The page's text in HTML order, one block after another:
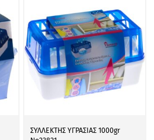
ΣΥΛΛΕΚΤΗΣ ΥΓΡΑΣΙΑΣ 1000gr